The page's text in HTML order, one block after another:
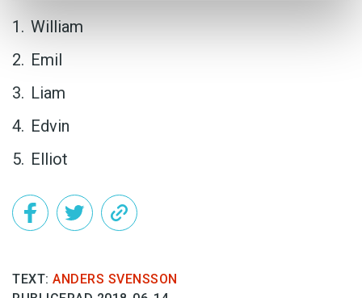
William
Emil
Liam
Edvin
Elliot
TEXT: ANDERS SVENSSON